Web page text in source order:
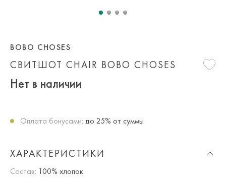
СВИТШОТ CHAIR BOBO CHOSES
BOBO CHOSES
Нет в наличии
Оплата бонусами: до 25% от суммы
ХАРАКТЕРИСТИКИ
Состав: 100% хлопок